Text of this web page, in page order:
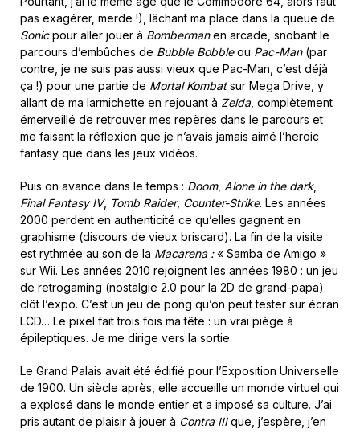
pas exagérer, merde !), lâchant ma place dans la queue de
Sonicpour aller jouer à Bombermanen arcade, snobant le
parcours d’embûches de Bubble Bobbleou Pac-Man(par
contre, je ne suis pas aussi vieux que Pac-Man, c’est déjà
ça !) pour une partie de Mortal Kombatsur Mega Drive, y
allant de ma larmichette en rejouant à Zelda, complètement
émerveillé de retrouver mes repères dans le parcours et
me faisant la réflexion que je n’avais jamais aimé l’heroic
fantasy que dans les jeux vidéos.
Puis on avance dans le temps : Doom, Alone in the dark,
Final Fantasy IV, Tomb Raider, Counter-Strike. Les années
2000 perdent en authenticité ce qu’elles gagnent en
graphisme (discours de vieux briscard). La fin de la visite
est rythmée au son de la Macarena :« Samba de Amigo »
sur Wii. Les années 2010 rejoignent les années 1980 : un jeu
de retrogaming (nostalgie 2.0 pour la 2D de grand-papa)
clôt l’expo. C’est un jeu de pong qu’on peut tester sur écran
LCD… Le pixel fait trois fois ma tête : un vrai piège à
épileptiques. Je me dirige vers la sortie.
Le Grand Palais avait été édifié pour l’Exposition Universelle
de 1900. Un siècle après, elle accueille un monde virtuel qui
a explosé dans le monde entier et a imposé sa culture. J’ai
pris autant de plaisir à jouer à Contra IIIque, j’espère, j’en